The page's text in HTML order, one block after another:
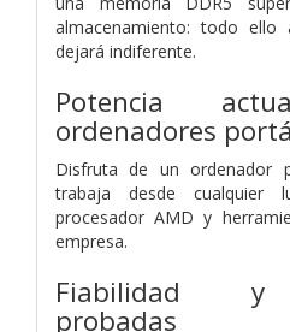
almacenamiento: todo
dejará indiferente.
Potencia
ordenadores
Disfruta de un ordenador
trabaja desde cualquier
procesador AMD y
empresa.
Fiabilidad y
probadas